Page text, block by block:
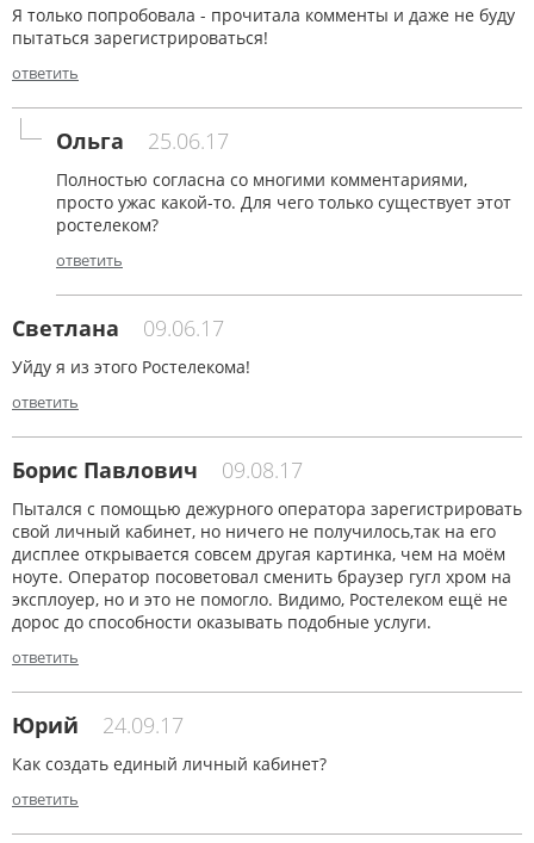
Я только попробовала - прочитала комменты и даже не буду
пытаться зарегистрироваться!
ответить
Ольга 25.06.17
Полностью согласна со многими комментариями,
просто ужас какой-то. Для чего только существует этот
ростелеком?
ответить
Светлана 09.06.17
Уйду я из этого Ростелекома!
ответить
Борис Павлович 09.08.17
Пытался с помощью дежурного оператора зарегистрировать
свой личный кабинет, но ничего не получилось,так на его
дисплее открывается совсем другая картинка, чем на моём
ноуте. Оператор посоветовал сменить браузер гугл хром на
эксплоуер, но и это не помогло. Видимо, Ростелеком ещё не
дорос до способности оказывать подобные услуги.
ответить
Юрий 24.09.17
Как создать единый личный кабинет?
ответить